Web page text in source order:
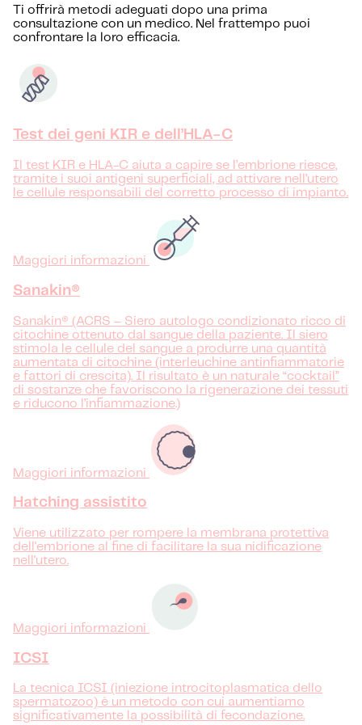
Ti offrirà metodi adeguati dopo una prima
consultazione con un medico. Nel frattempo puoi
confrontare la loro efficacia.
Test dei geni KIR e dell’HLA-C
Il test KIR e HLA-C aiuta a capire se l’embrione riesce,
tramite i suoi antigeni superficiali, ad attivare nell’utero
le cellule responsabili del corretto processo di impianto.
Maggiori informazioni
Sanakin®
Sanakin® (ACRS – Siero autologo condizionato ricco di
citochine ottenuto dal sangue della paziente. Il siero
stimola le cellule del sangue a produrre una quantità
aumentata di citochine (interleuchine antinfiammatorie
e fattori di crescita). Il risultato è un naturale “cocktail”
di sostanze che favoriscono la rigenerazione dei tessuti
e riducono l’infiammazione.)
Maggiori informazioni
Hatching assistito
Viene utilizzato per rompere la membrana protettiva
dell'embrione al fine di facilitare la sua nidificazione
nell'utero.
Maggiori informazioni
ICSI
La tecnica ICSI (iniezione introcitoplasmatica dello
spermatozoo) è un metodo con cui aumentiamo
significativamente la possibilità di fecondazione.